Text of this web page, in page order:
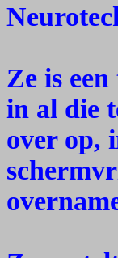
Ze is
in al die
over op,